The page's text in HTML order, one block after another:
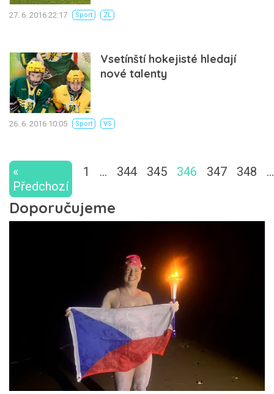
27. 6. 2016 22:17 Sport ZL
Vsetínští hokejisté hledají
nové talenty
26. 6. 2016 10:05 Sport VS
«
Předchozí
1 … 344 345 346 347 348 …